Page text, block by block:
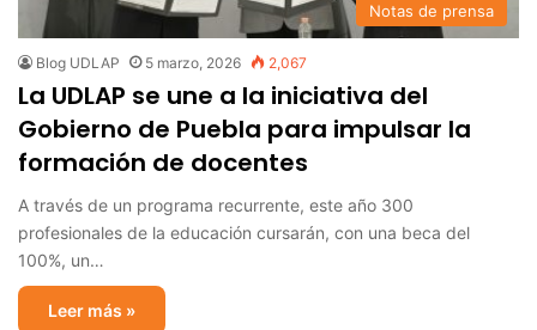
Notas de prensa
Blog UDLAP 5 marzo, 2026 2,067
La UDLAP se une a la iniciativa del
Gobierno de Puebla para impulsar la
formación de docentes
A través de un programa recurrente, este año 300
profesionales de la educación cursarán, con una beca del
100%, un…
Leer más »